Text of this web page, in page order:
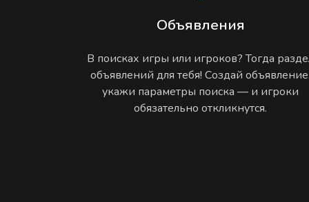
Объявления
В поисках игры или игроков? Тогда
объявлений для тебя! Создай
укажи параметры поиска — и игроки
обязательно откликнутся.